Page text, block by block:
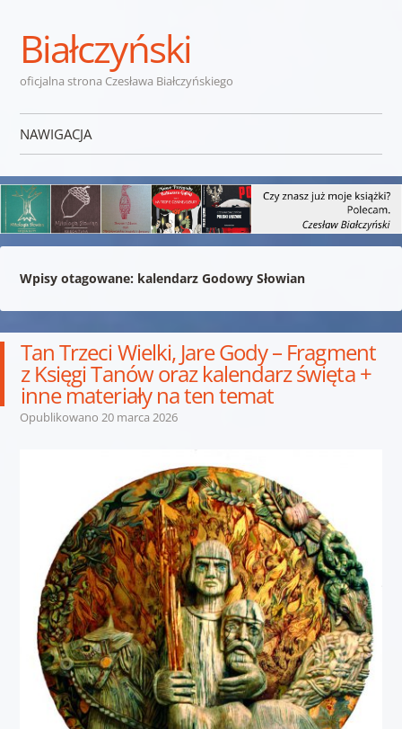
Białczyński
oficjalna strona Czesława Białczyńskiego
NAWIGACJA
Wpisy otagowane: kalendarz Godowy Słowian
Tan Trzeci Wielki, Jare Gody – Fragment
z Księgi Tanów oraz kalendarz święta +
inne materiały na ten temat
Opublikowano 20 marca 2026